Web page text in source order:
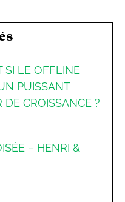
SI LE OFFLINE
PUISSANT
DE CROISSANCE ?
– HENRI &